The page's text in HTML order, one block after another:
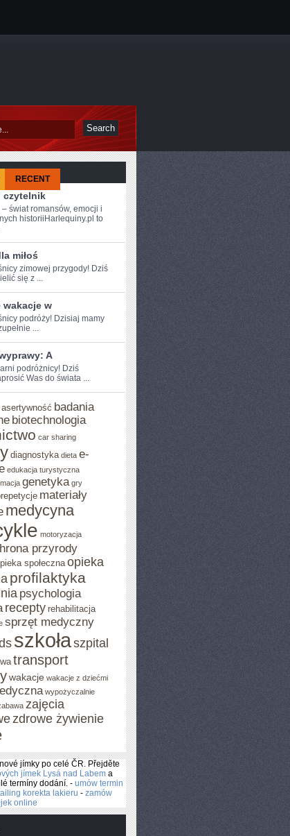
RECENT
czytelnik
świat romansów, emocji i
historiiHarlequiny.pl to
miłoś
zimowej przygody! Dziś
się z ...
wakacje w
podróży!​ Dzisiaj mamy
...
A
podróżnicy! Dziś
⁣Was do świata ...
asertywność badania
biotechnologia
car sharing
diagnostyka dieta e-
edukacja turystyczna
genetyka gry
materiały
medycyna
motoryzacja
przyrody
społeczna opieka
profilaktyka
psychologia
recepty rehabilitacja
sprzęt medyczny
szkołaszpital
transport
wakacje wakacje z dziećmi
wypożyczalnie
zajęcia
zdrowe żywienie
jímky po celé ČR. Přejděte
jímek Lysá nad Labem a
termíny dodání. - umów termin
korekta lakieru - zamów
online